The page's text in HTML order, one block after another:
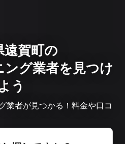
遠賀町の
グ業者を見つけ
う
業者が見つかる！料金や口コ